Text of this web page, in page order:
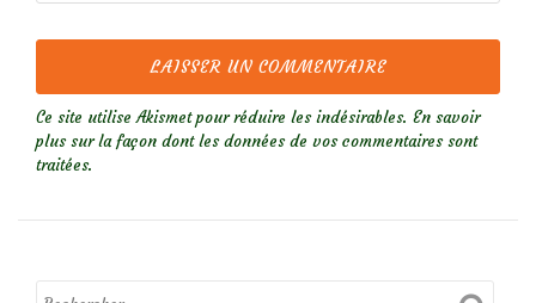
Ce site utilise Akismet pour réduire les indésirables. En savoir
plus sur la façon dont les données de vos commentaires sont
traitées.